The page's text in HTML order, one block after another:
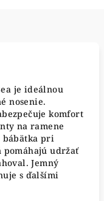
je ideálnou
nosenie.
komfort
na ramene
bábätka pri
udržať
Jemný
s ďalšími